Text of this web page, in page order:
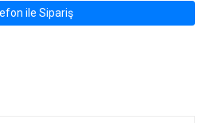
ile Sipariş